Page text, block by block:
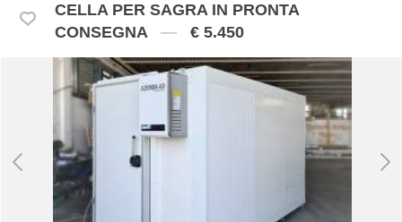
CELLA PER SAGRA IN PRONTA
CONSEGNA
€ 5.450